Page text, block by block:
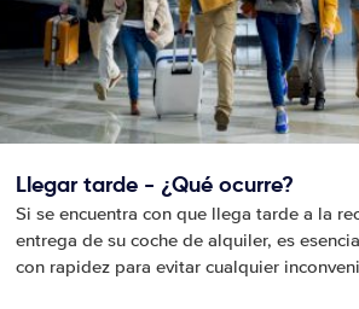
Llegar tarde - ¿Qué ocurre?
Si se encuentra con que llega tarde a la
entrega de su coche de alquiler, es
con rapidez para evitar cualquier